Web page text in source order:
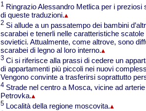
1 Ringrazio Alessandro Metlica per i
di queste traduzioni.▴
2 Si allude a un passatempo dei bambini
scarabei e tenerli nelle caratteristiche
sovietici. Attualmente, come altrove, sono
scarabei di legno al loro interno.▴
3 Ci si riferisce alla prassi di cedere un
di appartamenti più piccoli nei nuovi
Vengono convinte a trasferirsi soprattutto
4 Strade nel centro a Mosca, vicine ad
Petrovka.▴
5 Località della regione moscovita.▴